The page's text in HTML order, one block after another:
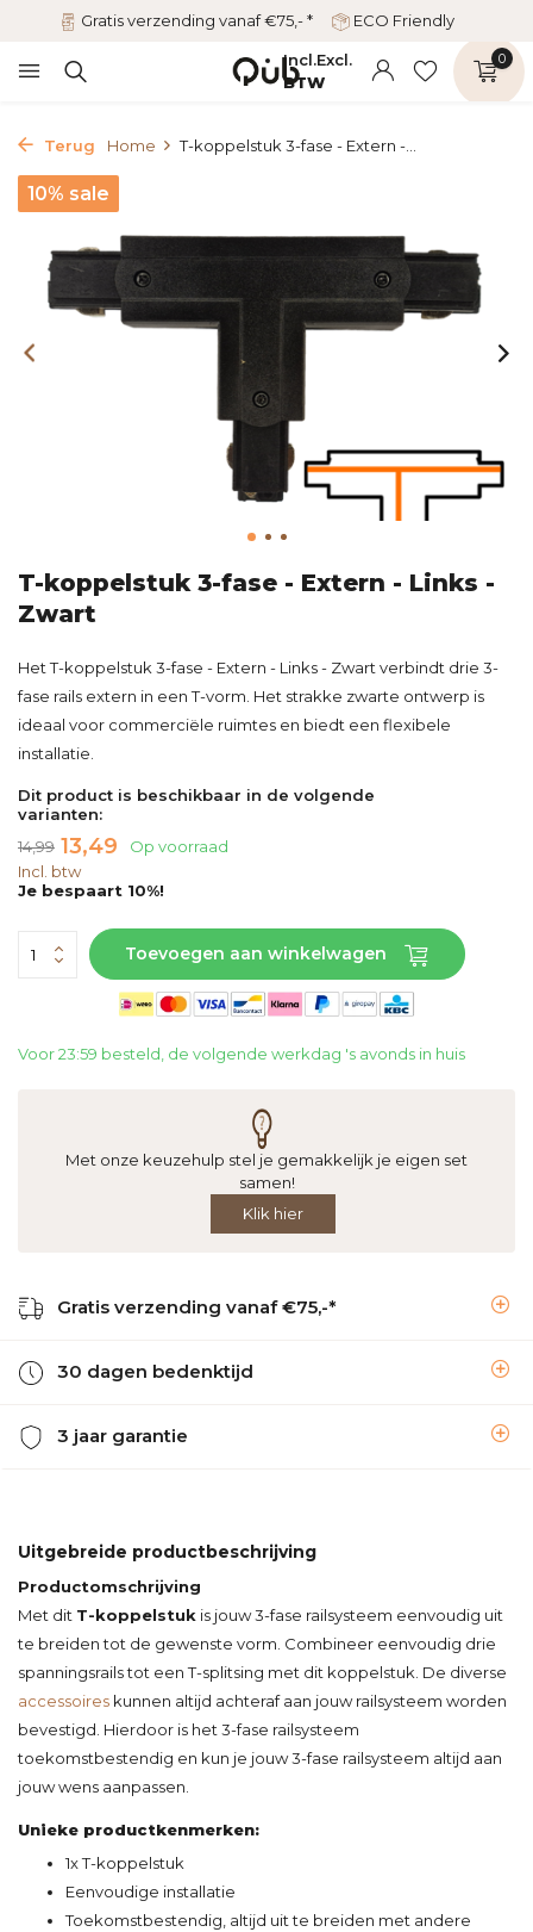
Gratis verzending vanaf €75,- * ECO Friendly
Incl.Excl.
BTW
0
Terug Home T-koppelstuk 3-fase - Extern -...
10% sale
T-koppelstuk 3-fase - Extern - Links -
Zwart
Het T-koppelstuk 3-fase - Extern - Links - Zwart verbindt drie 3-
fase rails extern in een T-vorm. Het strakke zwarte ontwerp is
ideaal voor commerciële ruimtes en biedt een flexibele
installatie.
Dit product is beschikbaar in de volgende
varianten:
14,99 13,49
Op voorraad
Incl. btw
Je bespaart 10%!
Toevoegen aan winkelwagen
Voor 23:59 besteld, de volgende werkdag 's avonds in huis
Met onze keuzehulp stel je gemakkelijk je eigen set
samen!
Klik hier
Gratis verzending vanaf €75,-*
30 dagen bedenktijd
3 jaar garantie
Uitgebreide productbeschrijving
Productomschrijving
Met dit T-koppelstuk is jouw 3-fase railsysteem eenvoudig uit
te breiden tot de gewenste vorm. Combineer eenvoudig drie
spanningsrails tot een T-splitsing met dit koppelstuk. De diverse
accessoires kunnen altijd achteraf aan jouw railsysteem worden
bevestigd. Hierdoor is het 3-fase railsysteem
toekomstbestendig en kun je jouw 3-fase railsysteem altijd aan
jouw wens aanpassen.
Unieke productkenmerken:
1x T-koppelstuk
Eenvoudige installatie
Toekomstbestendig, altijd uit te breiden met andere